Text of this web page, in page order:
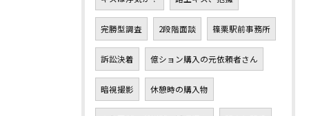
完勝型調査 2段階面談 篠栗駅前事務所
訴訟決着 億ション購入の元依頼者さん
暗視撮影 休憩時の購入物